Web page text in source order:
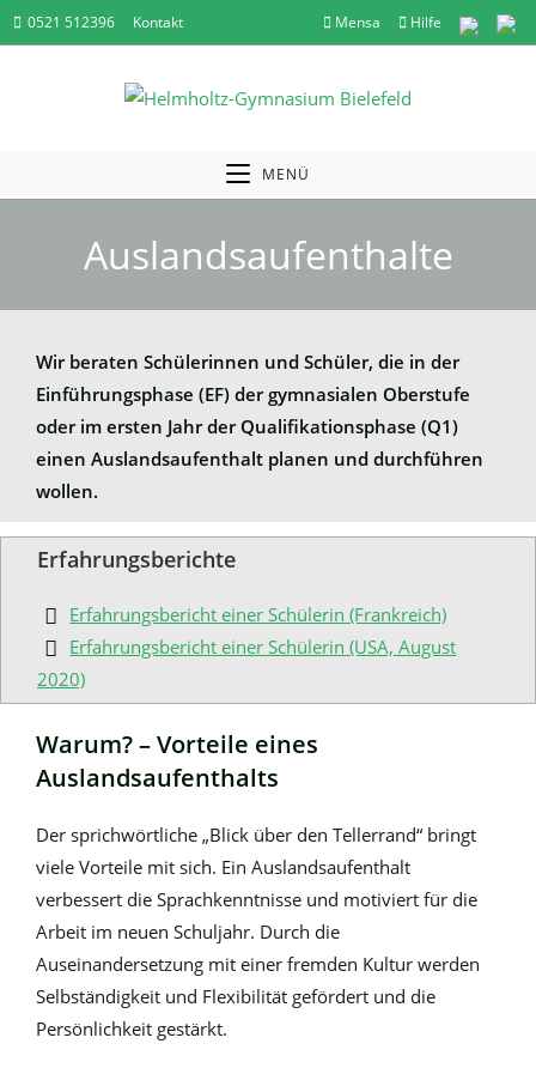
Zum
Inhalt
Mensa Hilfe
0521 512396 Kontakt
MENÜ
Auslandsaufenthalte
Wir beraten Schülerinnen und Schüler, die in der
Einführungsphase (EF) der gymnasialen Oberstufe
oder im ersten Jahr der Qualifikationsphase (Q1)
einen Auslandsaufenthalt planen und durchführen
wollen.
Erfahrungsberichte
Erfahrungsbericht einer Schülerin (Frankreich)
Erfahrungsbericht einer Schülerin (USA, August
2020)
Warum? – Vorteile eines
Auslandsaufenthalts
Der sprichwörtliche „Blick über den Tellerrand“ bringt
viele Vorteile mit sich. Ein Auslandsaufenthalt
verbessert die Sprachkenntnisse und motiviert für die
Arbeit im neuen Schuljahr. Durch die
Auseinandersetzung mit einer fremden Kultur werden
Selbständigkeit und Flexibilität gefördert und die
Persönlichkeit gestärkt.